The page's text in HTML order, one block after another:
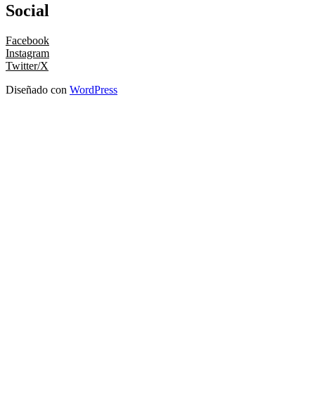
Social
Facebook
Instagram
Twitter/X
Diseñado con WordPress